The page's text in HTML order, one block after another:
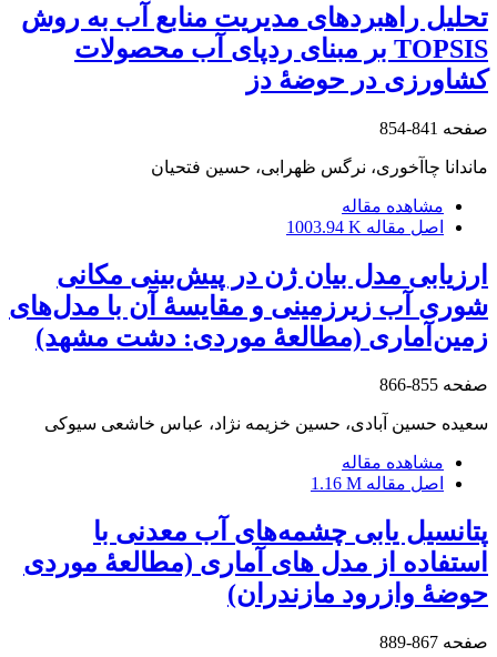
تحلیل راهبردهای مدیریت منابع آب به روش
TOPSIS بر مبنای ردپای آب محصولات
کشاورزی در حوضۀ دز
صفحه 841-854
ماندانا چاآخوری، نرگس ظهرابی، حسین فتحیان
مشاهده مقاله
اصل مقاله 1003.94 K
ارزیابی مدل بیان ژن در پیش‌بینی مکانی
شوری آب زیرزمینی و مقایسۀ آن با مدل‌های
زمین‌آماری (مطالعۀ موردی: دشت مشهد)
صفحه 855-866
سعیده حسین آبادی، حسین خزیمه نژاد، عباس خاشعی سیوکی
مشاهده مقاله
اصل مقاله 1.16 M
پتانسیل یابی چشمه‌های آب معدنی با
استفاده از مدل های آماری (مطالعۀ موردی
حوضۀ وازرود مازندران)
صفحه 867-889